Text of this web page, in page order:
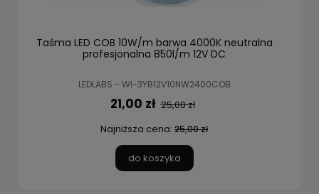
Taśma LED COB 10W/m barwa 4000K neutralna
profesjonalna 850l/m 12V DC
LEDLABS - WI-3YB12V10NW2400COB
21,00 zł 25,00 zł
Najniższa cena: 25,00 zł
do koszyka